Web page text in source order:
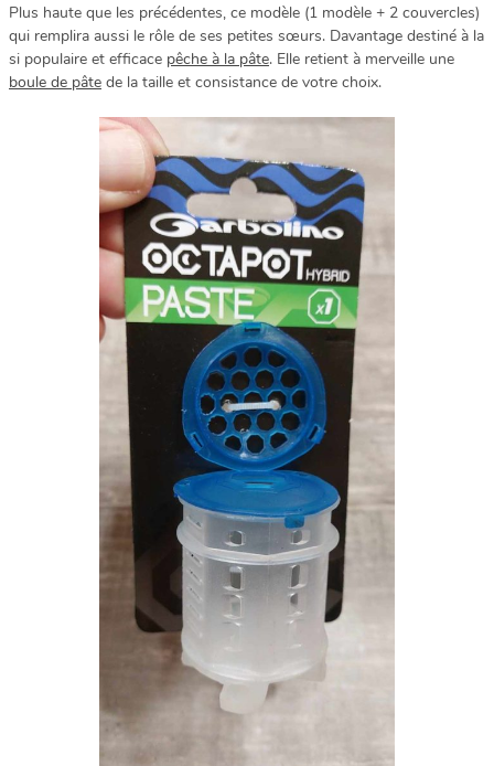
Plus haute que les précédentes, ce modèle (1 modèle + 2 couvercles)
qui remplira aussi le rôle de ses petites sœurs. Davantage destiné à la
si populaire et efficace pêche à la pâte. Elle retient à merveille une
boule de pâte de la taille et consistance de votre choix.